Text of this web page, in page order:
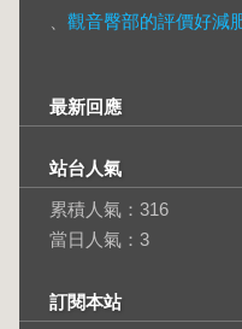
觀音臀部的評價好減
最新回應
站台人氣
累積人氣： 316
當日人氣： 3
訂閱本站